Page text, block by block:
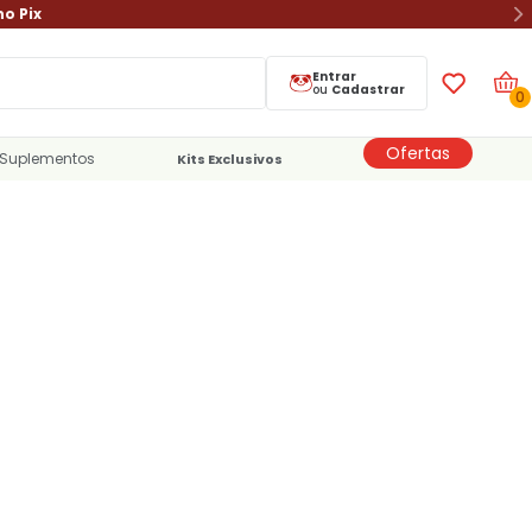
Pix
Entrar
ou Cadastrar 0
Suplementos Kits Exclusivos Ofertas